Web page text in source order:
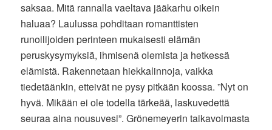
saksaa. Mitä rannalla vaeltava jääkarhu oikein
haluaa? Laulussa pohditaan romanttisten
runoilijoiden perinteen mukaisesti elämän
peruskysymyksiä, ihmisenä olemista ja hetkessä
elämistä. Rakennetaan hiekkalinnoja, vaikka
tiedetäänkin, etteivät ne pysy pitkään koossa. ”Nyt on
hyvä. Mikään ei ole todella tärkeää, laskuvedettä
seuraa aina nousuvesi”. Grönemeyerin taikavoimasta